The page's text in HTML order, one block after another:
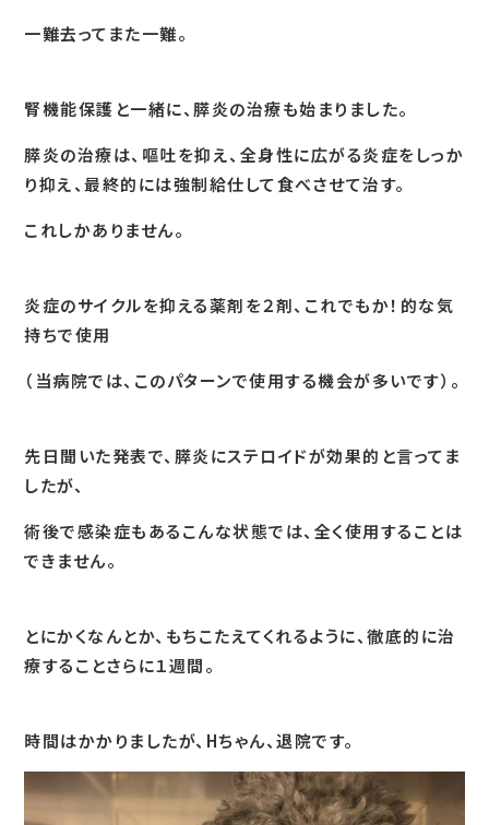
一難去ってまた一難。
腎機能保護と一緒に、膵炎の治療も始まりました。
膵炎の治療は、嘔吐を抑え、全身性に広がる炎症をしっか
り抑え、最終的には強制給仕して食べさせて治す。
これしかありません。
炎症のサイクルを抑える薬剤を２剤、これでもか！的な気
持ちで使用
（当病院では、このパターンで使用する機会が多いです）。
先日聞いた発表で、膵炎にステロイドが効果的と言ってま
したが、
術後で感染症もあるこんな状態では、全く使用することは
できません。
とにかくなんとか、もちこたえてくれるように、徹底的に治
療することさらに１週間。
時間はかかりましたが、Hちゃん、退院です。